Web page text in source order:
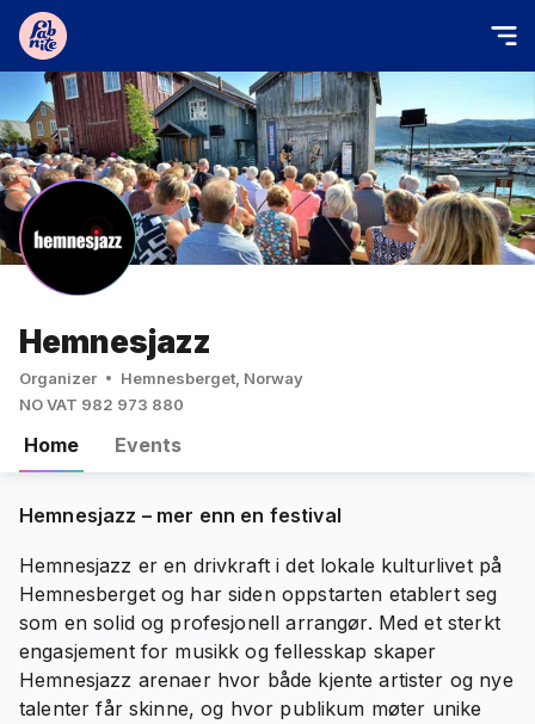
Hemnesjazz
Organizer
Hemnesberget, Norway
NO VAT 982 973 880
Home Events
Hemnesjazz – mer enn en festival
Hemnesjazz er en drivkraft i det lokale kulturlivet på
Hemnesberget og har siden oppstarten etablert seg
som en solid og profesjonell arrangør. Med et sterkt
engasjement for musikk og fellesskap skaper
Hemnesjazz arenaer hvor både kjente artister og nye
talenter får skinne, og hvor publikum møter unike